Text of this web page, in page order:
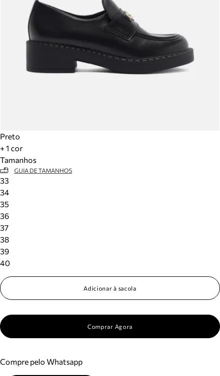
Preto
+ 1 cor
Tamanhos
GUIA DE TAMANHOS
33
34
35
36
37
38
39
40
Adicionar à sacola
Comprar Agora
Compre pelo Whatsapp